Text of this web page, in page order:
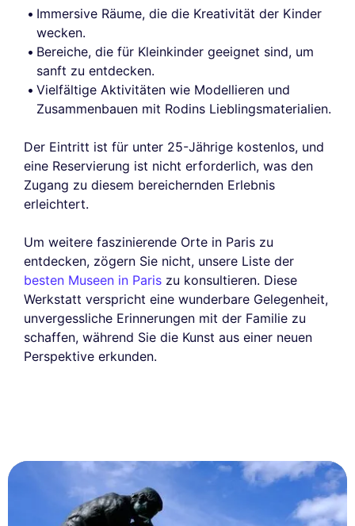
Immersive Räume, die die Kreativität der Kinder
wecken.
Bereiche, die für Kleinkinder geeignet sind, um
sanft zu entdecken.
Vielfältige Aktivitäten wie Modellieren und
Zusammenbauen mit Rodins Lieblingsmaterialien.
Der Eintritt ist für unter 25-Jährige kostenlos, und
eine Reservierung ist nicht erforderlich, was den
Zugang zu diesem bereichernden Erlebnis
erleichtert.
Um weitere faszinierende Orte in Paris zu
entdecken, zögern Sie nicht, unsere Liste der
besten Museen in Paris zu konsultieren. Diese
Werkstatt verspricht eine wunderbare Gelegenheit,
unvergessliche Erinnerungen mit der Familie zu
schaffen, während Sie die Kunst aus einer neuen
Perspektive erkunden.